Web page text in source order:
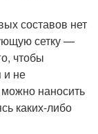
составов нет
сетку —
чтобы
и не
наносить
каких-либо